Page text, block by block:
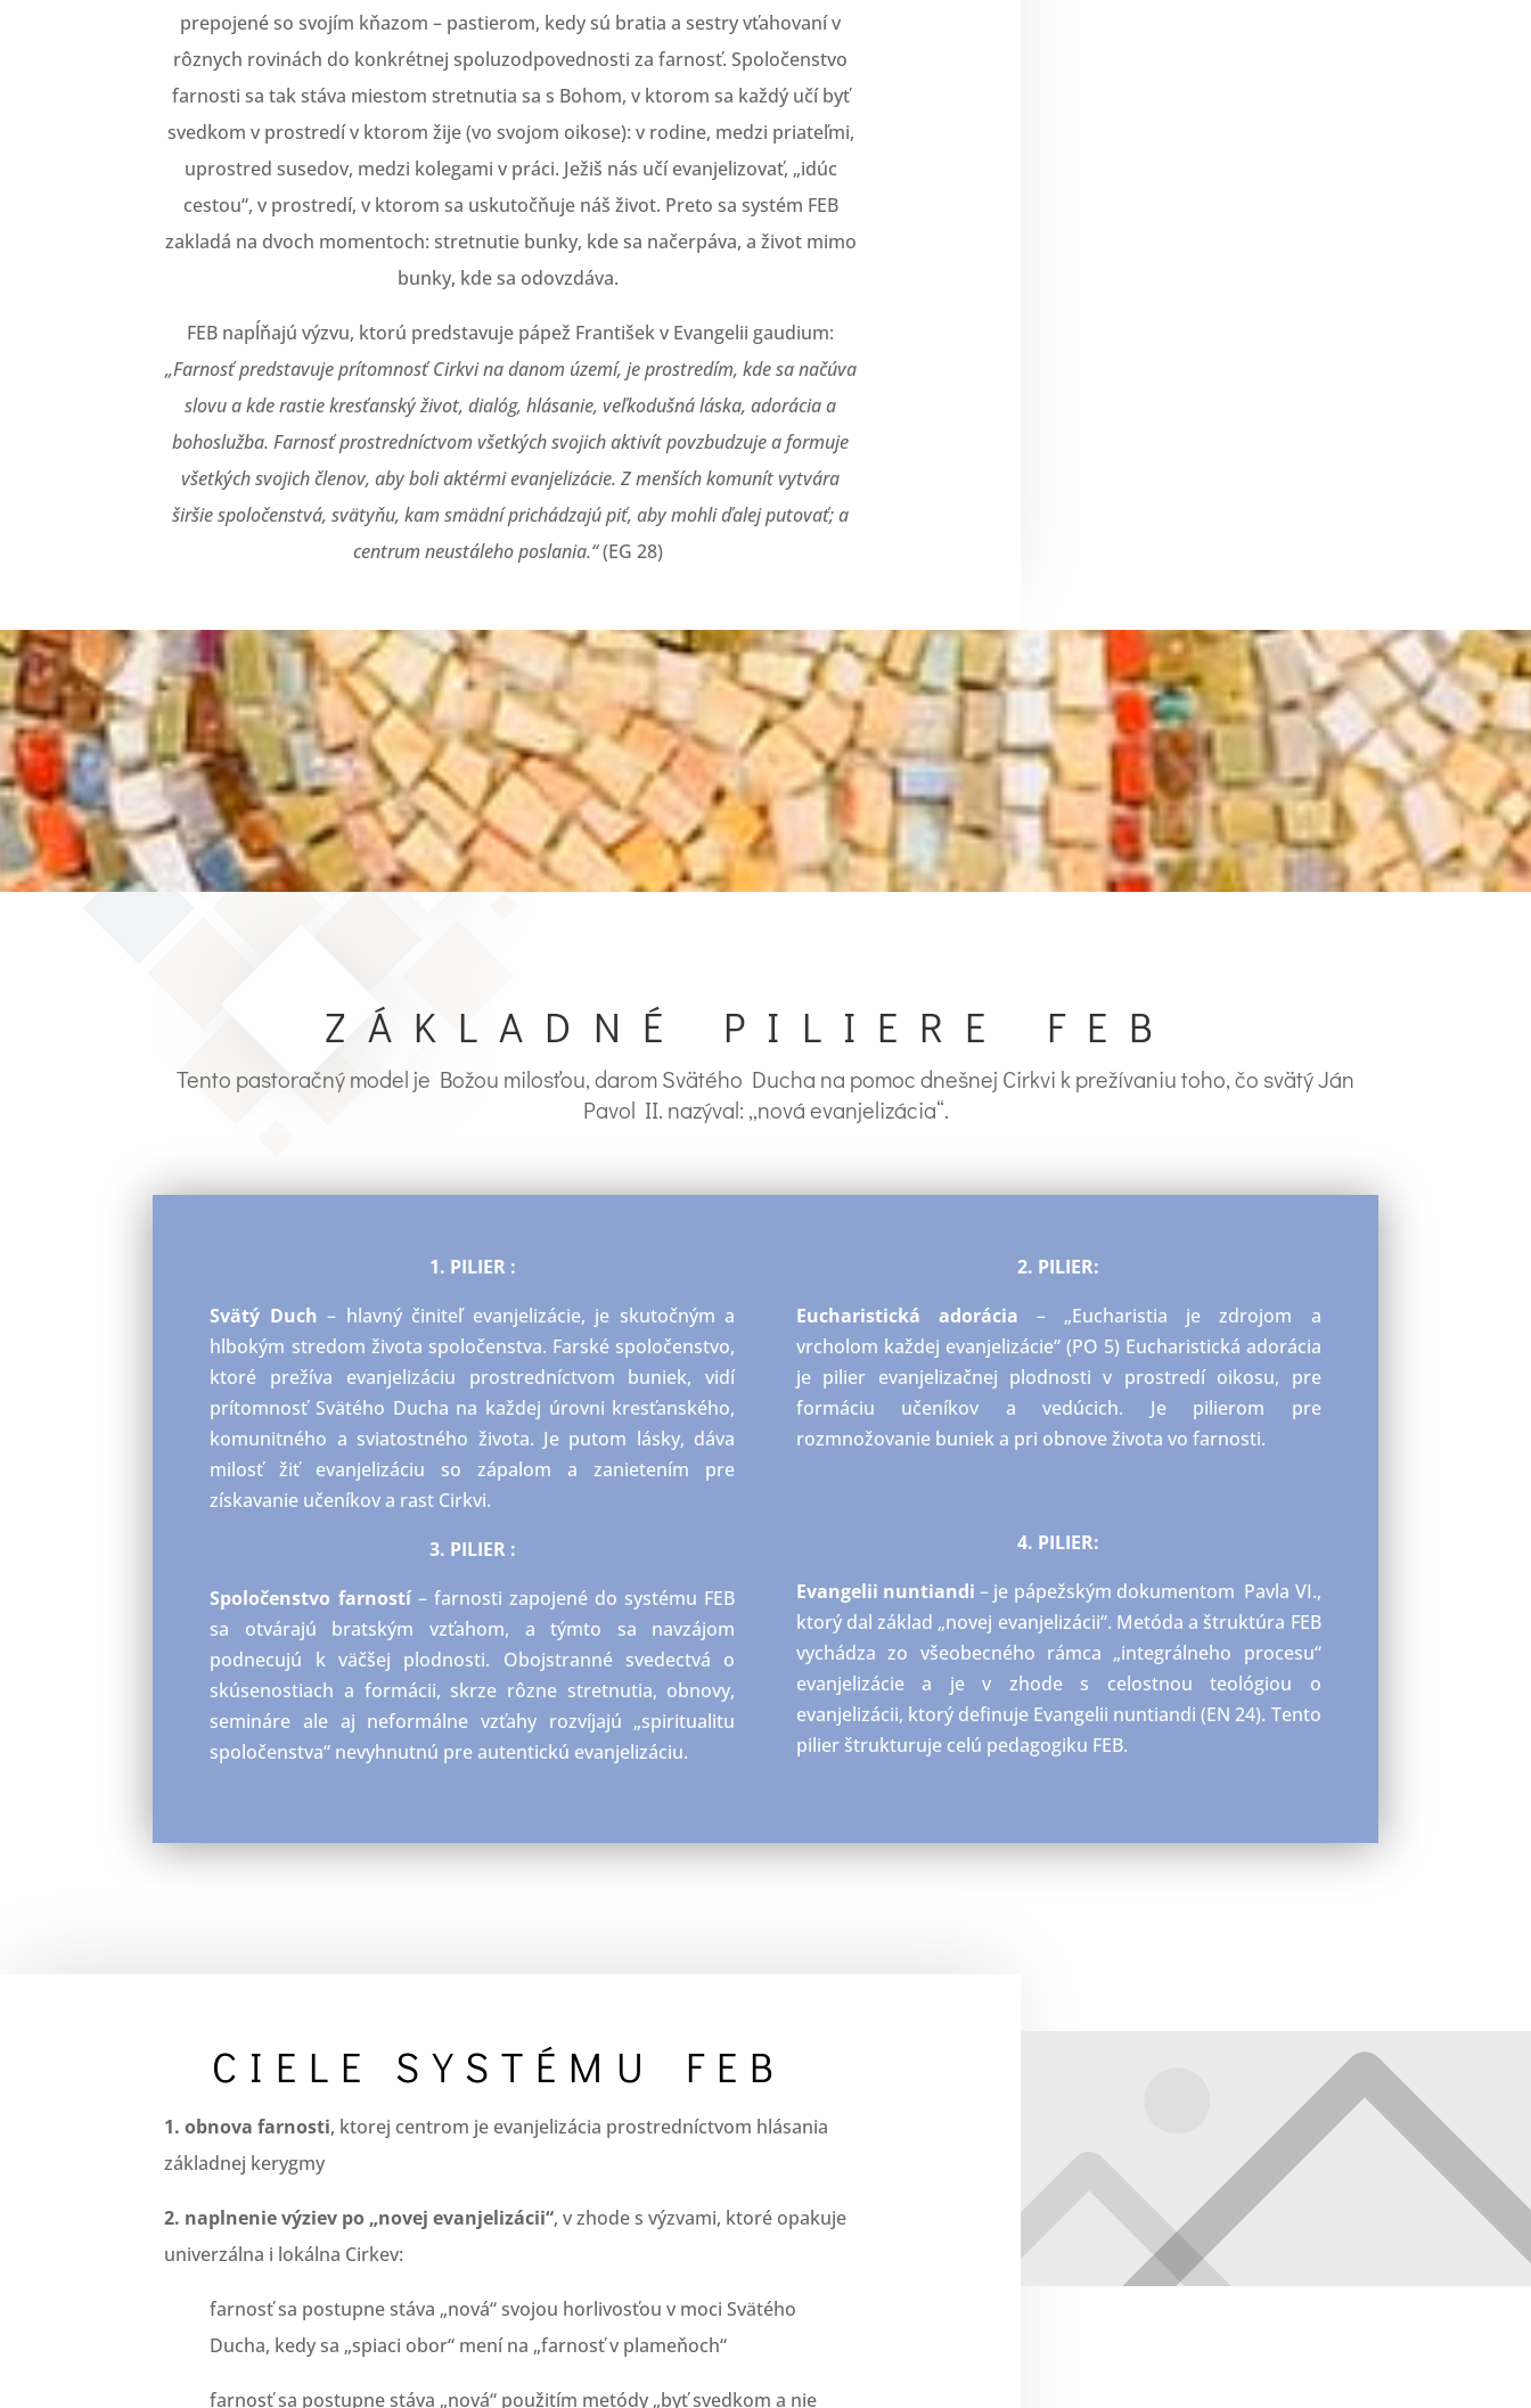
prepojené so svojím kňazom – pastierom, kedy sú bratia a sestry vťahovaní v
rôznych rovinách do konkrétnej spoluzodpovednosti za farnosť. Spoločenstvo
farnosti sa tak stáva miestom stretnutia sa s Bohom, v ktorom sa každý učí byť
svedkom v prostredí v ktorom žije (vo svojom oikose): v rodine, medzi priateľmi,
uprostred susedov, medzi kolegami v práci. Ježiš nás učí evanjelizovať, „idúc
cestou“, v prostredí, v ktorom sa uskutočňuje náš život. Preto sa systém FEB
zakladá na dvoch momentoch: stretnutie bunky, kde sa načerpáva, a život mimo
bunky, kde sa odovzdáva.
FEB napĺňajú výzvu, ktorú predstavuje pápež František v Evangelii gaudium:
„Farnosť predstavuje prítomnosť Cirkvi na danom území, je prostredím, kde sa načúva
slovu a kde rastie kresťanský život, dialóg, hlásanie, veľkodušná láska, adorácia a
bohoslužba. Farnosť prostredníctvom všetkých svojich aktivít povzbudzuje a formuje
všetkých svojich členov, aby boli aktérmi evanjelizácie. Z menších komunít vytvára
širšie spoločenstvá, svätyňu, kam smädní prichádzajú piť, aby mohli ďalej putovať; a
centrum neustáleho poslania.“(EG 28)
ZÁKLADNÉ PILIERE FEB
Tento pastoračný model je Božou milosťou, darom Svätého Ducha na pomoc dnešnej Cirkvi k prežívaniu toho, čo svätý Ján
Pavol II. nazýval: „nová evanjelizácia“.
1. PILIER :
Svätý Duch – hlavný činiteľ evanjelizácie, je skutočným a
hlbokým stredom života spoločenstva. Farské spoločenstvo,
ktoré prežíva evanjelizáciu prostredníctvom buniek, vidí
prítomnosť Svätého Ducha na každej úrovni kresťanského,
komunitného a sviatostného života. Je putom lásky, dáva
milosť žiť evanjelizáciu so zápalom a zanietením pre
získavanie učeníkov a rast Cirkvi.
3. PILIER :
Spoločenstvo farností– farnosti zapojené do systému FEB
sa otvárajú bratským vzťahom, a týmto sa navzájom
podnecujú k väčšej plodnosti. Obojstranné svedectvá o
skúsenostiach a formácii, skrze rôzne stretnutia, obnovy,
semináre ale aj neformálne vzťahy rozvíjajú „spiritualitu
spoločenstva“ nevyhnutnú pre autentickú evanjelizáciu.
2. PILIER:
Eucharistická adorácia – „Eucharistia je zdrojom a
vrcholom každej evanjelizácie“ (PO 5) Eucharistická adorácia
je pilier evanjelizačnej plodnosti v prostredí oikosu, pre
formáciu učeníkov a vedúcich. Je pilierom pre
rozmnožovanie buniek a pri obnove života vo farnosti.
4. PILIER:
Evangelii nuntiandi – je pápežským dokumentom Pavla VI.,
ktorý dal základ „novej evanjelizácii“. Metóda a štruktúra FEB
vychádza zo všeobecného rámca „integrálneho procesu“
evanjelizácie a je v zhode s celostnou teológiou o
evanjelizácii, ktorý definuje Evangelii nuntiandi (EN 24). Tento
pilier štrukturujecelú pedagogiku FEB.
CIELE SYSTÉMU FEB
1. obnova farnosti, ktorej centrom je evanjelizácia prostredníctvom hlásania
základnej kerygmy
2. naplnenie výziev po „novej evanjelizácii“, v zhode s výzvami, ktoré opakuje
univerzálna i lokálna Cirkev:
farnosť sa postupne stáva „nová“ svojou horlivosťou v moci Svätého
Ducha, kedy sa „spiaci obor“ mení na „farnosť v plameňoch“
farnosť sa postupne stáva „nová“ použitím metódy „byť svedkom a nie